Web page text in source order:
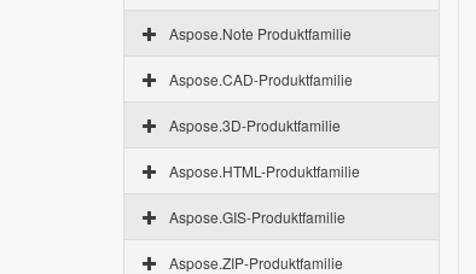
Aspose.Note Produktfamilie
Aspose.CAD-Produktfamilie
Aspose.3D-Produktfamilie
Aspose.HTML-Produktfamilie
Aspose.GIS-Produktfamilie
Aspose.ZIP-Produktfamilie